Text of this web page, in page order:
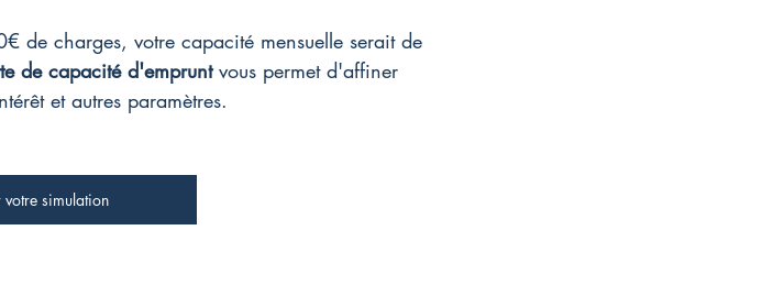
de charges, votre capacité mensuelle serait de
de capacité d'emprunt vous permet d'affiner
et autres paramètres.
votre simulation